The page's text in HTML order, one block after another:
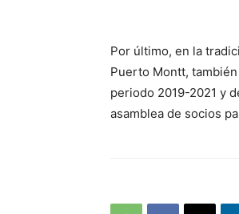
Por último, en la
Puerto Montt,
periodo 2019-2021 y
asamblea de socios